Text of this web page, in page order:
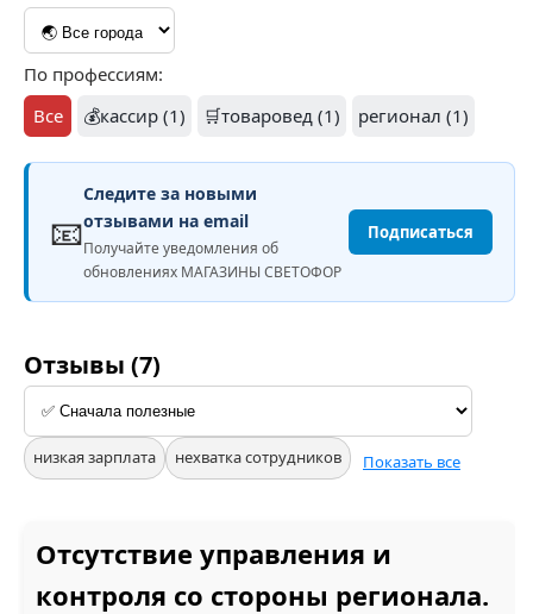
По профессиям:
Все
💰кассир (1) 🛒товаровед (1) регионал (1)
📧
Следите за новыми
отзывами на email
Получайте уведомления об
обновлениях МАГАЗИНЫ СВЕТОФОР
Подписаться
Отзывы (7)
низкая зарплата нехватка сотрудников Показать все
Отсутствие управления и
контроля со стороны регионала.